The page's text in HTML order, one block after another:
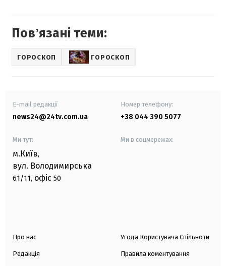
Повʼязані теми:
ГОРОСКОП ГОРОСКОП
E-mail редакції
news24@24tv.com.ua
Номер телефону:
+38 044 390 5077
Ми тут:
м.Київ,
вул. Володимирська
61/11, офіс 50
Ми в соцмережах:
Про нас
Редакція
Угода Користувача Спільноти
Правила коментування